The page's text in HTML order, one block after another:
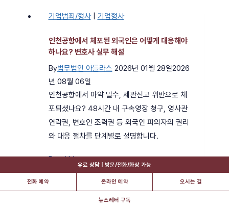
수
는
법
적
이
임
니
에
허
사
실
기업범죄/형사| 기업형사
인천공항에서 체포된 외국인은 어떻게 대응해야
하나요? 변호사 실무 해설
By법무법인 아틀라스 2026년 01월 28일2026
년 08월 06일
인천공항에서 마약 밀수, 세관신고 위반으로 체
포되셨나요? 48시간 내 구속영장 청구, 영사관
연락권, 변호인 조력권 등 외국인 피의자의 권리
와 대응 절차를 단계별로 설명합니다.
Read More인
천
유료 상담 | 방문/전화/화상 가능
전화 예약 온라인 예약 오시는 길
뉴스레터 구독